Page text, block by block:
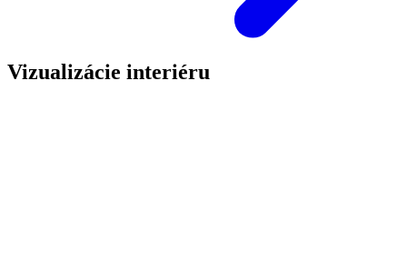
Vizualizácie interiéru